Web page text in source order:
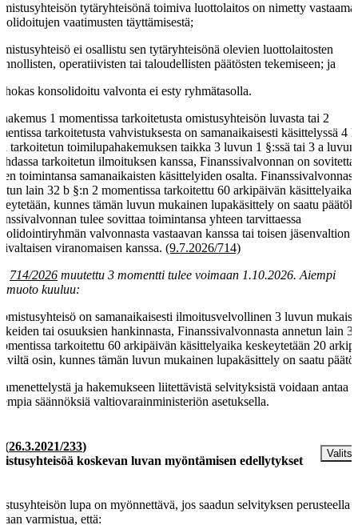
tytäryhteisönä toimiva luottolaitos on nimetty
vaatimusten täyttämisestä;
ei osallistu sen tytäryhteisönä olevien luottolaitosten
operatiivisten tai taloudellisten päätösten tekemiseen; ja
konsolidoitu valvonta ei esty ryhmätasolla.
hakemus 1 momentissa tarkoitetusta omistusyhteisön luvasta tai 2
tarkoitetusta vahvistuksesta on samanaikaisesti käsittelyssä 4
tarkoitetun toimilupahakemuksen taikka 3 luvun 1 §:ssä tai 3 a
tarkoitetun ilmoituksen kanssa, Finanssivalvonnan on
toimintansa samanaikaisten käsittelyiden osalta.
lain 32 b §:n 2 momentissa tarkoitettu 60 arkipäivän käsittelyaika
kunnes tämän luvun mukainen lupakäsittely on saatu
tulee sovittaa toimintansa yhteen tarvittaessa
valvonnasta vastaavan kanssa tai toisen jäsenvaltion
viranomaisen kanssa. (9.7.2026/714)
714/2026 muutettu 3 momentti tulee voimaan 1.10.2026. Aiempi
kuuluu:
omistusyhteisö on samanaikaisesti ilmoitusvelvollinen 3 luvun
tai osuuksien hankinnasta, Finanssivalvonnasta annetun lain
tarkoitettu 60 arkipäivän käsittelyaika keskeytetään 20
osin, kunnes tämän luvun mukainen lupakäsittely on saatu
ja hakemukseen liitettävistä selvityksistä voidaan antaa
säännöksiä valtiovarainministeriön asetuksella.
(26.3.2021/233)
koskevan luvan myöntämisen edellytykset
lupa on myönnettävä, jos saadun selvityksen perusteella
varmistua, että: